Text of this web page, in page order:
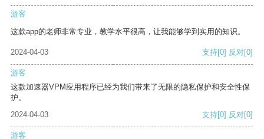
游客
这款app的老师非常专业，教学水平很高，让我能够学到实用的知识。
2024-04-03 支持[0] 反对[0]
游客
这款加速器VPM应用程序已经为我们带来了无限的隐私保护和安全性保
护。
2024-04-03
支持[0] 反对[0]
游客